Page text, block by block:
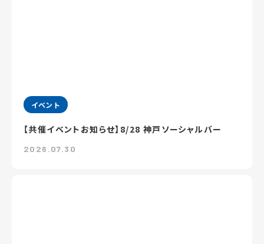
イベント
【共催イベントお知らせ】8/28 神戸ソーシャルバー
2026.07.30